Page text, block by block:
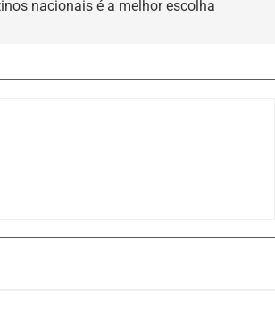
nacionais é a melhor escolha